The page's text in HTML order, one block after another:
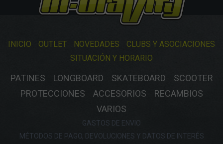
INICIO OUTLET NOVEDADES
CLUBS Y ASOCIACIONES
SITUACIÓN Y HORARIO
PATINES LONGBOARD SKATEBOARD
SCOOTER
PROTECCIONES
ACCESORIOS
RECAMBIOS
VARIOS
GASTOS DE ENVIO
MÉTODOS DE PAGO, DEVOLUCIONES Y DATOS DE INTERÉS